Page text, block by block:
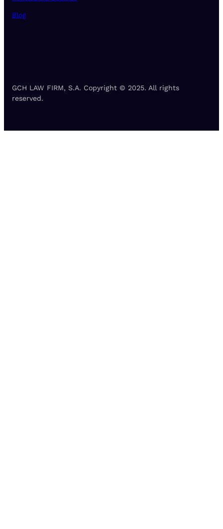
Blog
GCH LAW FIRM, S.A. Copyright © 2025. All rights
reserved.